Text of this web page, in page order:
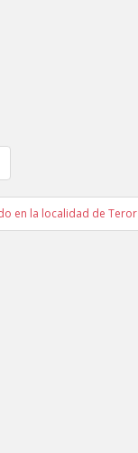
en la localidad de Teror